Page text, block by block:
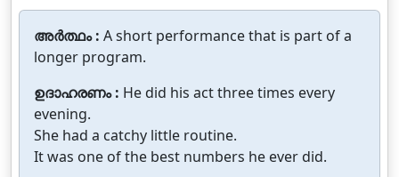
അർത്ഥം : A short performance that is part of a
longer program.
ഉദാഹരണം : He did his act three times every
evening.
She had a catchy little routine.
It was one of the best numbers he ever did.